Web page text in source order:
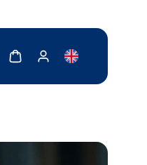
Zobrazit košíkZobrazit můj účet